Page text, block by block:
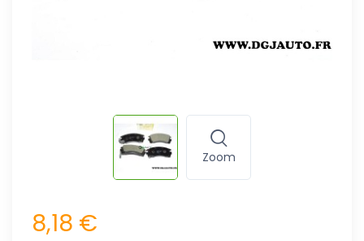
Zoom
8,18 €